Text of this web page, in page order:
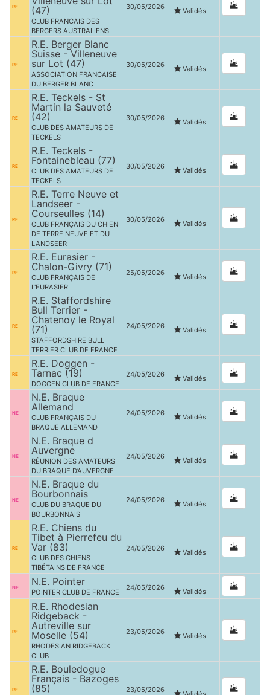
RE
(47)
CLUB FRANCAIS DES
BERGERS AUSTRALIENS
30/05/2026 Validés
RE
R.E. Berger Blanc
Suisse - Villeneuve
sur Lot (47)
ASSOCIATION FRANCAISE
DU BERGER BLANC
30/05/2026 Validés
RE
R.E. Teckels - St
Martin la Sauveté
(42)
CLUB DES AMATEURS DE
TECKELS
30/05/2026 Validés
RE
R.E. Teckels -
Fontainebleau (77)
CLUB DES AMATEURS DE
TECKELS
30/05/2026 Validés
RE
R.E. Terre Neuve et
Landseer -
Courseulles (14)
CLUB FRANÇAIS DU CHIEN
DE TERRE NEUVE ET DU
LANDSEER
30/05/2026 Validés
RE
R.E. Eurasier -
Chalon-Givry (71)
CLUB FRANÇAIS DE
L'EURASIER
25/05/2026 Validés
RE
R.E. Staffordshire
Bull Terrier -
Chatenoy le Royal
(71)
STAFFORDSHIRE BULL
TERRIER CLUB DE FRANCE
24/05/2026 Validés
RE
R.E. Doggen -
Tarnac (19)
DOGGEN CLUB DE FRANCE
24/05/2026 Validés
NE
N.E. Braque
Allemand
CLUB FRANÇAIS DU
BRAQUE ALLEMAND
24/05/2026 Validés
NE
N.E. Braque d
Auvergne
RÉUNION DES AMATEURS
DU BRAQUE D’AUVERGNE
24/05/2026 Validés
NE
N.E. Braque du
Bourbonnais
CLUB DU BRAQUE DU
BOURBONNAIS
24/05/2026 Validés
RE
R.E. Chiens du
Tibet à Pierrefeu du
Var (83)
CLUB DES CHIENS
TIBÉTAINS DE FRANCE
24/05/2026 Validés
NE N.E. Pointer
POINTER CLUB DE FRANCE
24/05/2026 Validés
RE
R.E. Rhodesian
Ridgeback -
Autreville sur
Moselle (54)
RHODESIAN RIDGEBACK
CLUB
23/05/2026 Validés
RE
R.E. Bouledogue
Français - Bazoges
(85)
23/05/2026